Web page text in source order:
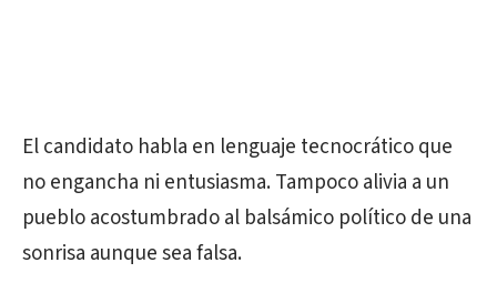
El candidato habla en lenguaje tecnocrático que
no engancha ni entusiasma. Tampoco alivia a un
pueblo acostumbrado al balsámico político de una
sonrisa aunque sea falsa.